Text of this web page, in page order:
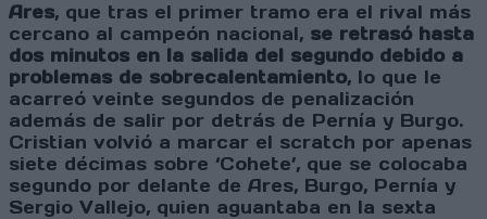
Ares, que tras el primer tramo era el rival más
cercano al campeón nacional, se retrasó hasta
dos minutos en la salida del segundo debido a
problemas de sobrecalentamiento, lo que le
acarreó veinte segundos de penalización
además de salir por detrás de Pernía y Burgo.
Cristian volvió a marcar el scratch por apenas
siete décimas sobre ‘Cohete’, que se colocaba
segundo por delante de Ares, Burgo, Pernía y
Sergio Vallejo, quien aguantaba en la sexta